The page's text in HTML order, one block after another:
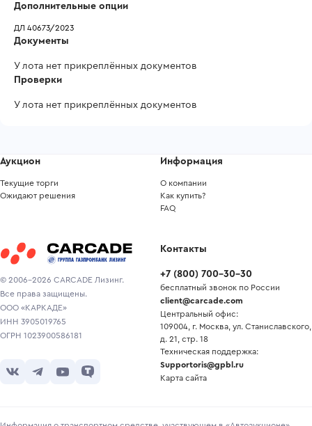
Дополнительные опции
ДЛ 40673/2023
Документы
У лота нет прикреплённых документов
Проверки
У лота нет прикреплённых документов
© 2006-2026 CARCADE Лизинг.
Все права защищены.
ООО «КАРКАДЕ»
ИНН 3905019765
ОГРН 1023900586181
Аукцион
Текущие торги
Ожидают решения
Информация
О компании
Как купить?
FAQ
Контакты
+7 (800) 700-30-30
бесплатный звонок по России
client@carcade.com
Центральный офис:
109004, г. Москва, ул. Станиславского,
д. 21, стр. 18
Техническая поддержка:
Supportoris@gpbl.ru
Карта сайта